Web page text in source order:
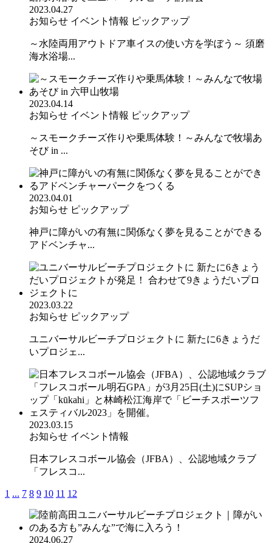
2023.04.27
お知らせ イベント情報 ピックアップ
～水陸両用アウトドア車イスの使い方を学ぼう～ 須磨
海水浴場...
2023.04.14
お知らせ イベント情報 ピックアップ
～スモークチーズ作りや乗馬体験！～みんなで牧場あ
そび in ...
2023.04.01
お知らせ ピックアップ
神戸に障がいの有無に関係なく夢を見ることができる
アドベンチャ...
2023.03.22
お知らせ ピックアップ
ユニバーサルビーチプロジェクトに 新たに6きょうだ
いプロジェ...
2023.03.15
お知らせ イベント情報
日本フレスコボール協会（JFBA）、公認地域クラブ
「フレスコ...
1 ... 7 8 9 10 11 12
2024.06.27